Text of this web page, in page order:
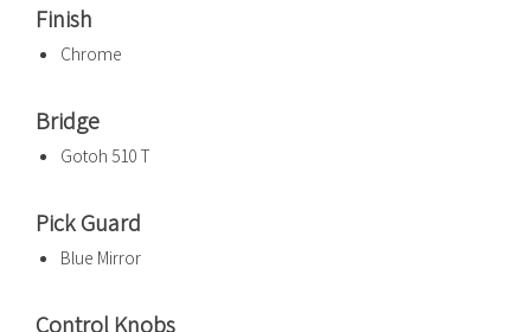
Finish
Chrome
Bridge
Gotoh 510 T
Pick Guard
Blue Mirror
Control Knobs